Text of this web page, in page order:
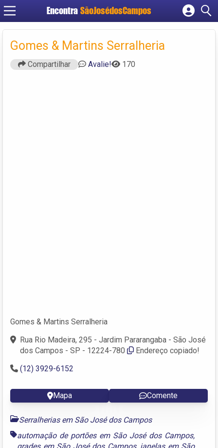
Encontra SãoJosédosCampos
Cadastrar empresa
Criar conta
Gomes & Martins Serralheria
Compartilhar Avalie! 170
Gomes & Martins Serralheria
Rua Rio Madeira, 295 - Jardim Pararangaba - São José
dos Campos - SP - 12224-780
Endereço copiado!
(12) 3929-6152
Mapa Comente
Serralherias em São José dos Campos
automação de portões em São José dos Campos,
grades em São José dos Campos, janelas em São